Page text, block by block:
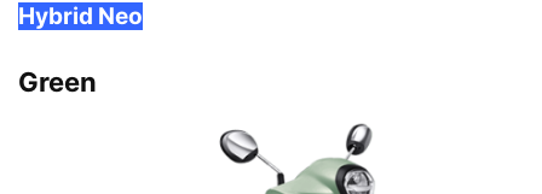
Hybrid Neo
Green